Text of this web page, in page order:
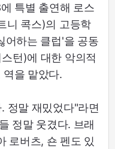
특별 출연해 로스
니 콕스)의 고등학
어하는 클럽'을 공동
턴)에 대한 악의적
역을 맡았다.
정말 재밌었다"라면
정말 웃겼다. 브래
로버츠, 숀 펜도 있